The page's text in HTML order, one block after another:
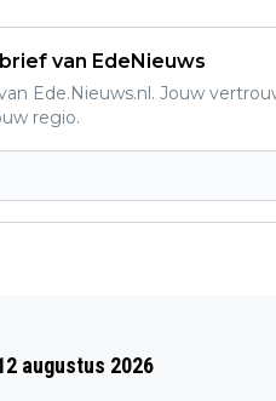
van EdeNieuws
Ede.Nieuws.nl. Jouw
regio.
augustus 2026